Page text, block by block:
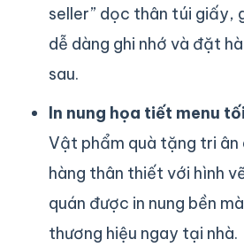
seller” dọc thân túi giấy,
dễ dàng ghi nhớ và đặt
sau.
In nung họa tiết menu
Vật phẩm quà tặng tri ân
hàng thân thiết với hình
quán được in nung bền
thương hiệu ngay tại nhà.